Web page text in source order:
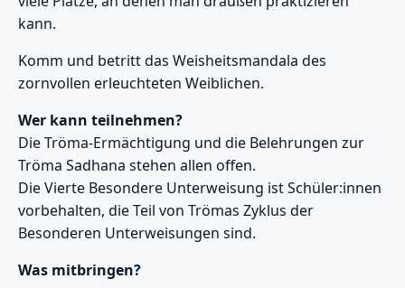
kann.
Komm und betritt das Weisheitsmandala des
zornvollen erleuchteten Weiblichen.
Wer kann teilnehmen?
Die Tröma-Ermächtigung und die Belehrungen zur
Tröma Sadhana stehen allen offen.
Die Vierte Besondere Unterweisung ist Schüler:innen
vorbehalten, die Teil von Trömas Zyklus der
Besonderen Unterweisungen sind.
Was mitbringen?